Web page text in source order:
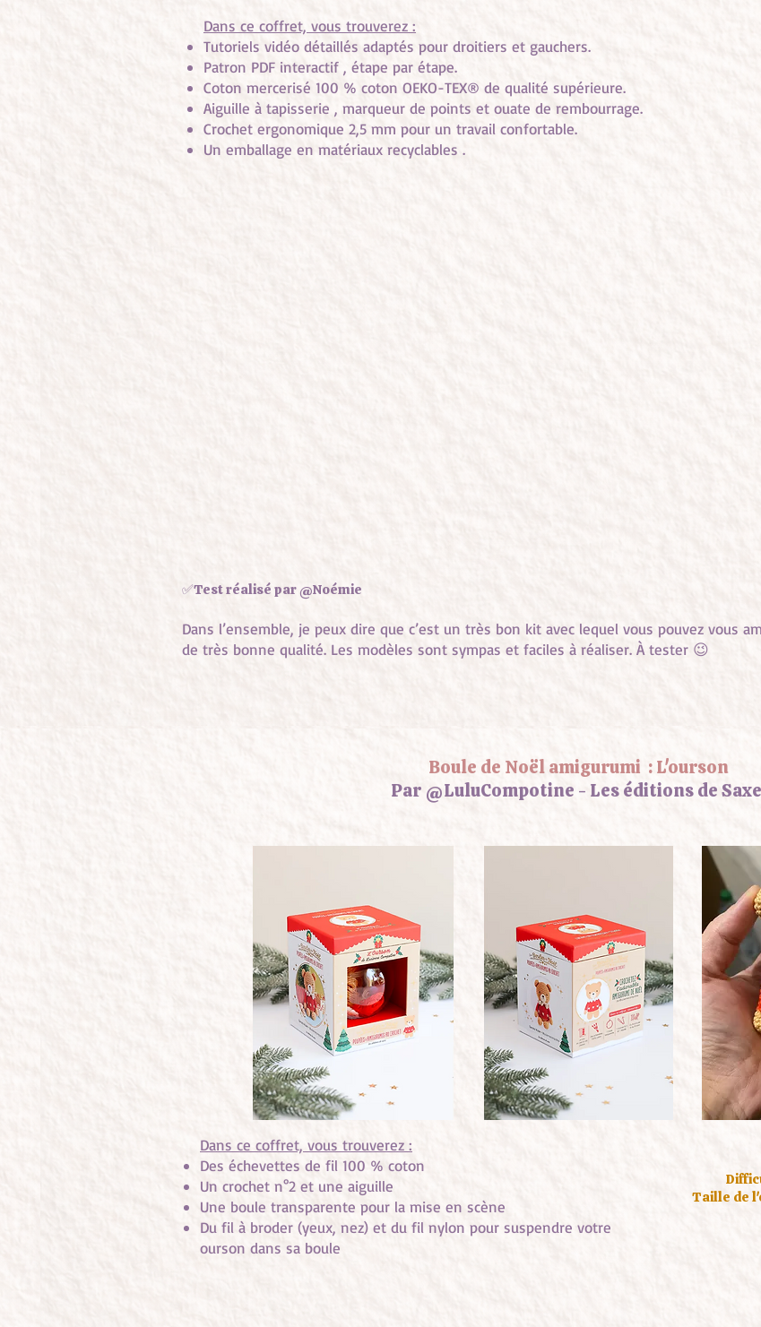
Dans ce coffret, vous trouverez :
Tutoriels vidéo détaillés adaptés pour droitiers et gauchers.
Patron PDF interactif , étape par étape.
Coton mercerisé 100 % coton OEKO-TEX® de qualité supérieure.
Aiguille à tapisserie , marqueur de points et ouate de rembourrage.
Crochet ergonomique 2,5 mm pour un travail confortable.
Un emballage en matériaux recyclables .
✅Test réalisé par @Noémie
Dans l’ensemble, je peux dire que c’est un très bon kit avec lequel vous pouvez vous
de très bonne qualité. Les modèles sont sympas et faciles à réaliser. À tester 😉
Boule de Noël amigurumi : L'ourson
Par @LuluCompotine - Les éditions de Saxe
Dans ce coffret, vous trouverez :
Des échevettes de fil 100 % coton
Un crochet n°2 et une aiguille
Une boule transparente pour la mise en scène
Du fil à broder (yeux, nez) et du fil nylon pour suspendre votre
ourson dans sa boule
Taille de